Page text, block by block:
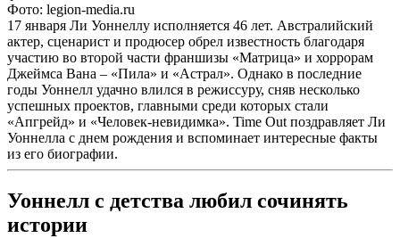
Фото: legion-media.ru
17 января Ли Уоннеллу исполняется 46 лет. Австралийский
актер, сценарист и продюсер обрел известность благодаря
участию во второй части франшизы «Матрица» и хоррорам
Джеймса Вана – «Пила» и «Астрал». Однако в последние
годы Уоннелл удачно влился в режиссуру, сняв несколько
успешных проектов, главными среди которых стали
«Апгрейд» и «Человек-невидимка». Time Out поздравляет Ли
Уоннелла с днем рождения и вспоминает интересные факты
из его биографии.
Уоннелл с детства любил сочинять
истории